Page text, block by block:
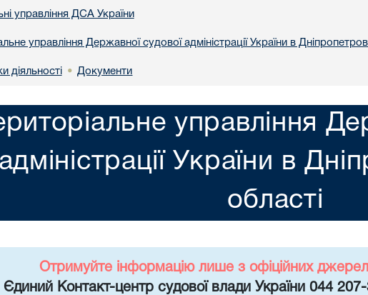
управління ДСА України
управління Державної судової адміністрації України в
діяльності • Документи
управління
адміністрації України в
областi
Отримуйте інформацію лише з офіційних джерел
Єдиний Контакт-центр судової влади України 044